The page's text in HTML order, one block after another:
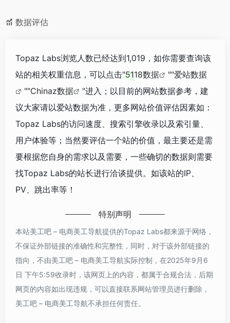
数据评估
Topaz Labs浏览人数已经达到1,019，如你需要查询该
站的相关权重信息，可以点击"5118数据 ""爱站数据
""Chinaz数据
"进入；以目前的网站数据参考，建
议大家请以爱站数据为准，更多网站价值评估因素如：
Topaz Labs的访问速度、搜索引擎收录以及索引量、
用户体验等；当然要评估一个站的价值，最主要还是需
要根据您自身的需求以及需要，一些确切的数据则需要
找Topaz Labs的站长进行洽谈提供。如该站的IP、
PV、跳出率等！
特别声明
本站美工吧 – 电商美工导航提供的Topaz Labs都来源于网络，
不保证外部链接的准确性和完整性，同时，对于该外部链接的
指向，不由美工吧 – 电商美工导航实际控制，在2025年9月6
日 下午5:59收录时，该网页上的内容，都属于合规合法，后期
网页的内容如出现违规，可以直接联系网站管理员进行删除，
美工吧 – 电商美工导航不承担任何责任。